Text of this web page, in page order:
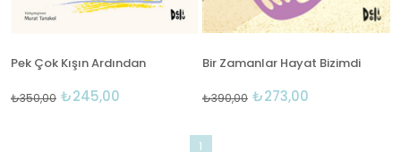
Pek Çok Kışın Ardından
₺245,00
₺350,00
Bir Zamanlar Hayat Bizimdi
₺273,00
₺390,00
1